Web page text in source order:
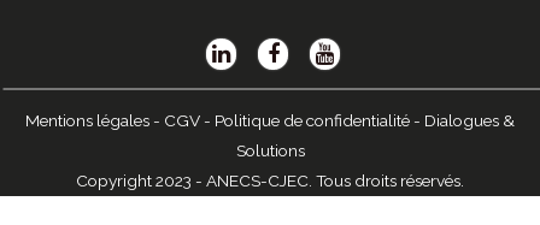
Mentions légales - CGV - Politique de confidentialité - Dialogues &
Solutions
Copyright 2023 - ANECS-CJEC. Tous droits réservés.